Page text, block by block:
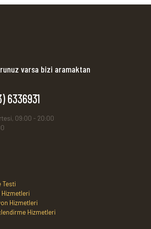
varsa bizi aramaktan
6336931
09:00 - 20:00
Testi
Hizmetleri
Hizmetleri
Hizmetleri